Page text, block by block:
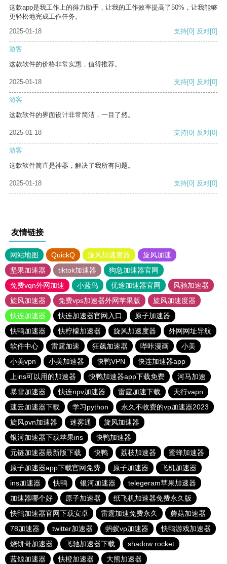
这款app是我工作上的得力助手，让我的工作效率提高了50%，让我能够
更轻松地完成工作任务。
2025-01-18
支持[0] 反对[0]
游客
这款软件的价格非常实惠，值得推荐。
2025-01-18 支持[0] 反对[0]
游客
这款软件的界面设计非常简洁，一目了然。
2025-01-18 支持[0] 反对[0]
游客
这款软件简直是神器，解决了我所有问题。
2025-01-18 支持[0] 反对[0]
友情链接
网站地图 QuickQ 旋风加速度器
旋风加速
坚果加速器
tiktok加速器
狗急加速器官网
免费vqn外网加速
小蓝鸟 优途加速器官网
风驰加速器
旋风加速器
免费vps加速器外网苹果版
旋风加速度器
快连加速器
快连加速器官网入口
原子加速器
快鸭加速器
快柠檬加速器 旋风加速度器
外网网址导航
软件中心
雷霆加速 狂飙加速器 哔咔漫画
小美
小美vpn
小美加速器 快鸭VPN
快连加速器app
上ins可以用的加速器
快鸭加速器app下载免费
河马加速
暴雪加速器
快连npv加速器 雷霆加速下载
天行vapn
速云加速器下载
学习python
永久不收费的vp加速器2023
旋风pvn加速器
迷雾通
旋风加速器
银河加速器下载苹果ins
快鸭加速器
元链加速器最新版下载
快鸭 荔枝加速器
蜜蜂加速器
原子加速器app下载官网免费
原子加速器
飞机加速器
ins加速器
快鸭 银河加速器
telegeram苹果加速器
加速器哪个好
原子加速器
纸飞机加速器免费永久版
快鸭加速器官网下载安卓
雷霆加速免费永久
蘑菇加速器
78加速器
twitter加速器 蚂蚁vp加速器
快鸭游戏加速器
烧饼哥加速器
飞驰加速器下载
shadow rocket
蓝鲸加速器
快橙加速器 大熊加速器